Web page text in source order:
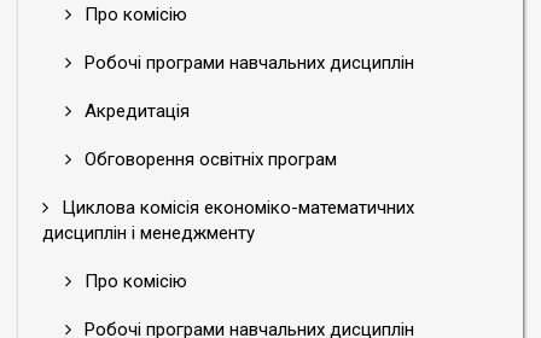
Про комісію
Робочі програми навчальних дисциплін
Акредитація
Обговорення освітніх програм
Циклова комісія економіко-математичних
дисциплін і менеджменту
Про комісію
Робочі програми навчальних дисциплін